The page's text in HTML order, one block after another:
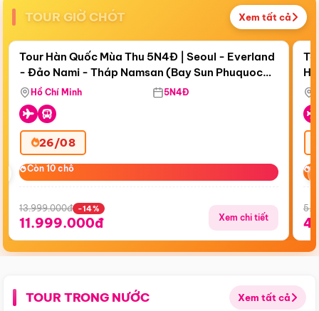
TOUR GIỜ CHÓT Xem tất cả
Còn18 ngày 18:34:49
Bay Sun Phuquoc Airways
Điểm nổi bật
Tour Hàn Quốc Mùa Thu 5N4Đ | Seoul - Everland
- Đảo Nami - Tháp Namsan (Bay Sun Phuquoc
Airways)
Hồ Chí Minh 5N4Đ
26/08
Còn 10 chỗ
Còn 10 chỗ
13.999.000đ -14%
11.999.000đ Xem chi tiết
TOUR TRONG NƯỚC Xem tất cả
Điểm nổi bật